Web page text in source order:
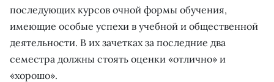
последующих курсов очной формы обучения,
имеющие особые успехи в учебной и общественной
деятельности. В их зачетках за последние два
семестра должны стоять оценки «отлично» и
«хорошо».